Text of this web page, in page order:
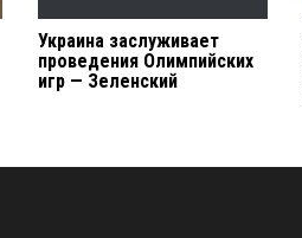
Украина заслуживает
проведения Олимпийских
игр — Зеленский